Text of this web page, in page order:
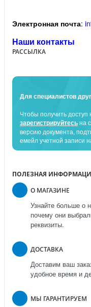
Электронная почта:
Наши контакты
РАССЫЛКА
Для специалистов
Чтобы получить доступ
зарегистрируйтесьна
версию документа,
емейл учетной записи
ПОЛЕЗНАЯ
О МАГАЗИНЕ
Узнайте больше о
почему они
реквизиты.
ДОСТАВКА
Доставим ваш
удобное время и
МЫ ГАРАНТИРУЕМ